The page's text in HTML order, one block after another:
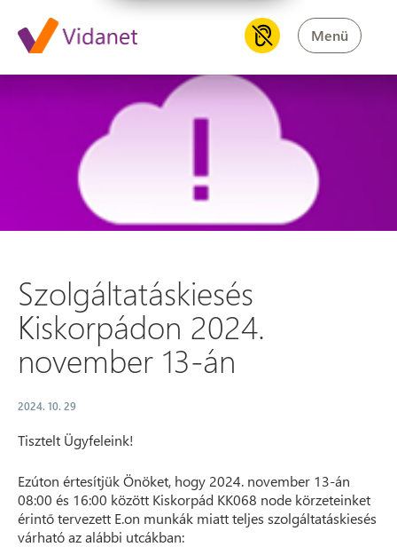
Menü
Szolgáltatáskiesés
Szolgáltatáskiesés
Kiskorpádon 2024.
november 13-án
2024. 10. 29
Tisztelt Ügyfeleink!
Ezúton értesítjük Önöket, hogy 2024. november 13-án
08:00 és 16:00 között Kiskorpád KK068 node körzeteinket
érintő tervezett E.on munkák miatt teljes szolgáltatáskiesés
várható az alábbi utcákban: